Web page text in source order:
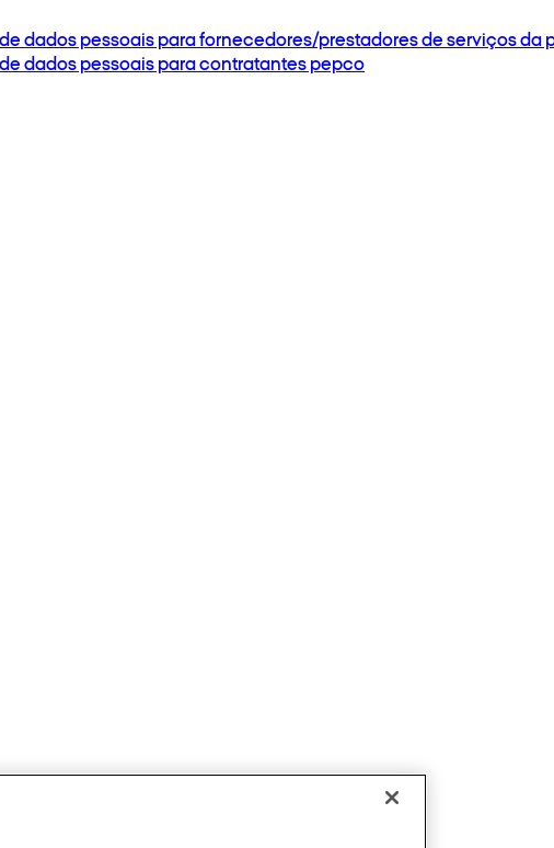
dados pessoais para fornecedores/prestadores de serviços da
dados pessoais para contratantes pepco